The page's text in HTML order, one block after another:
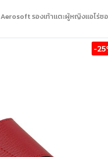
Aerosoft รองเท้าแตะผู้หญิงแอโร่ซ
-